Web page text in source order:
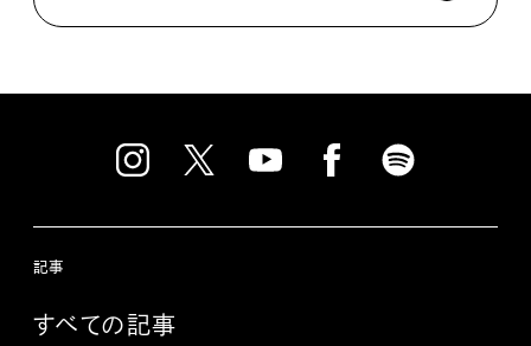
記事
すべての記事